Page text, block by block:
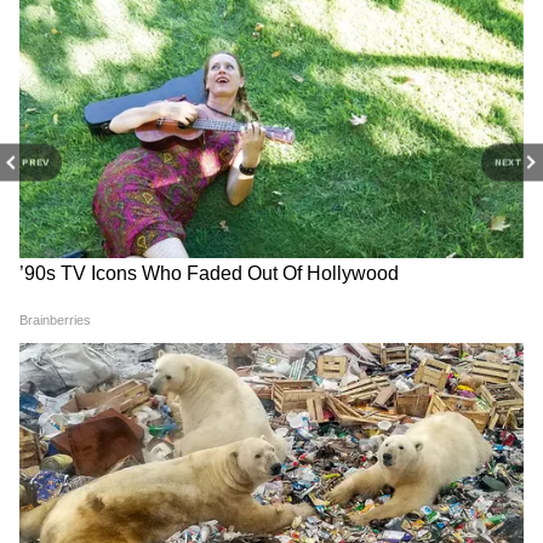
PREV NEXT
খবর) - Read Latest west bengal News
(বাংলায় পশ্চিমবঙ্গের খবর) headlines, LIVE
Updates at Asianet News Bangla.